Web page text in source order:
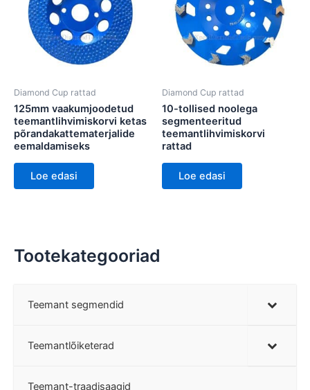
Diamond Cup rattad
125mm vaakumjoodetud
teemantlihvimiskorvi ketas
põrandakattematerjalide
eemaldamiseks
Loe edasi
Diamond Cup rattad
10-tollised noolega
segmenteeritud
teemantlihvimiskorvi
rattad
Loe edasi
Tootekategooriad
Teemant segmendid
Teemantlõiketerad
Teemant-traadisaagid